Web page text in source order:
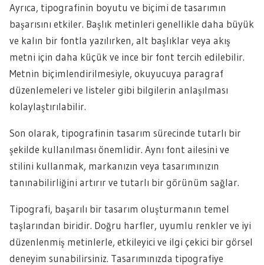
Ayrıca, tipografinin boyutu ve biçimi de tasarımın
başarısını etkiler. Başlık metinleri genellikle daha büyük
ve kalın bir fontla yazılırken, alt başlıklar veya akış
metni için daha küçük ve ince bir font tercih edilebilir.
Metnin biçimlendirilmesiyle, okuyucuya paragraf
düzenlemeleri ve listeler gibi bilgilerin anlaşılması
kolaylaştırılabilir.
Son olarak, tipografinin tasarım sürecinde tutarlı bir
şekilde kullanılması önemlidir. Aynı font ailesini ve
stilini kullanmak, markanızın veya tasarımınızın
tanınabilirliğini artırır ve tutarlı bir görünüm sağlar.
Tipografi, başarılı bir tasarım oluşturmanın temel
taşlarından biridir. Doğru harfler, uyumlu renkler ve iyi
düzenlenmiş metinlerle, etkileyici ve ilgi çekici bir görsel
deneyim sunabilirsiniz. Tasarımınızda tipografiye